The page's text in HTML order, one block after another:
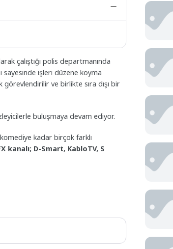
çalıştığı polis departmanında
sayesinde işleri düzene koyma
ve birlikte sıra dışı bir
buluşmaya devam ediyor.
kadar birçok farklı
kanalı; D-Smart, KabloTV, S